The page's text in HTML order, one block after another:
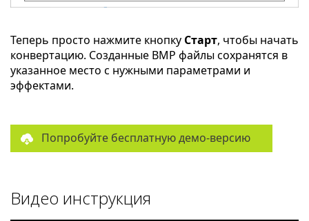
Теперь просто нажмите кнопку Старт, чтобы начать
конвертацию. Созданные BMP файлы сохранятся в
указанное место с нужными параметрами и
эффектами.
Попробуйте бесплатную демо-версию
Видео инструкция